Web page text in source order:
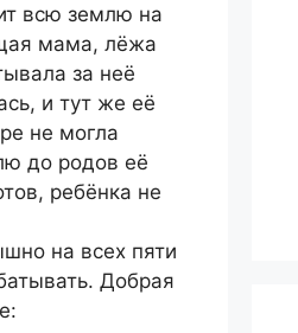
всю землю на
мама, лёжа
за неё
и тут же её
не могла
до родов её
ребёнка не
на всех пяти
Добрая